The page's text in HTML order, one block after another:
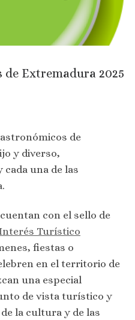
Extremadura 2025
de
y diverso,
una de las
con el sello de
Turístico
fiestas o
en el territorio de
una especial
de vista turístico y
la cultura y de las